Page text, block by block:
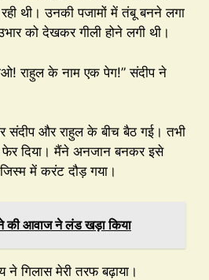
थी। उनकी पजामों में तंबू बनने लगा
को देखकर गीली होने लगी थी।
राहुल के नाम एक पेग!” संदीप ने
संदीप और राहुल के बीच बैठ गई। तभी
फेर दिया। मैंने अनजान बनकर इसे
में करंट दौड़ गया।
की आवाज ने लंड खड़ा किया
ने गिलास मेरी तरफ बढ़ाया।